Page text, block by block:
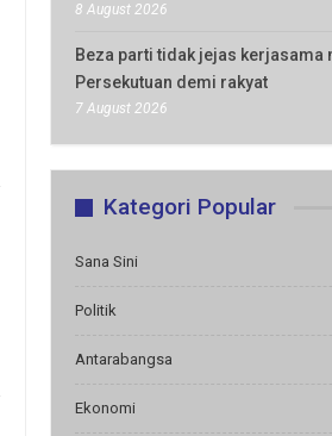
8 August 2026
Beza parti tidak jejas kerjasama
Persekutuan demi rakyat
7 August 2026
Kategori Popular
Sana Sini
Politik
Antarabangsa
Ekonomi